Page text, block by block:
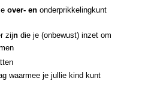
over‑ enonderprikkelingkunt
zijn die je (onbewust) inzet om
waarmee je jullie kind kunt